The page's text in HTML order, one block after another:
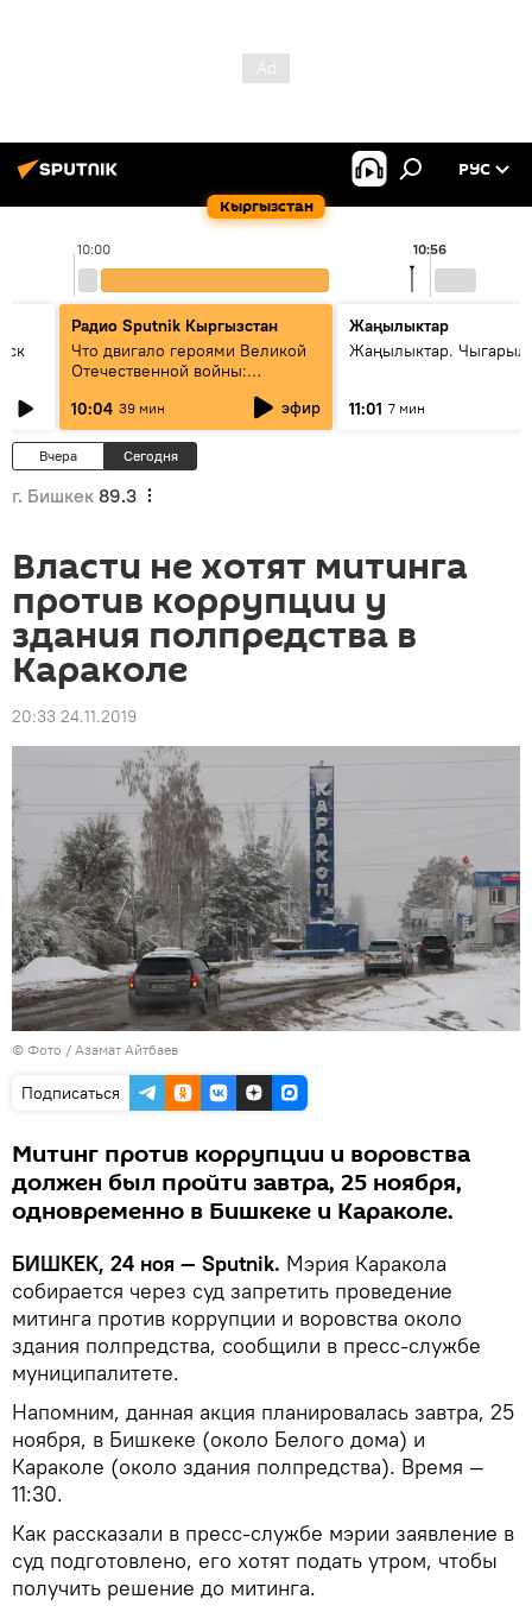
Кыргызстан
РУС
10:00 10:56
Радио Sputnik Кыргызстан
Что двигало героями Великой
Отечественной войны:
Тулебердиева
10:04 39 мин эфир
Жаңылыктар
Жаңылыктар.
11:01 7 мин
Вчера Сегодня
г. Бишкек 89.3
Власти не хотят митинга
против коррупции у
здания полпредства в
Караколе
20:33 24.11.2019
© Фото / Азамат Айтбаев
Подписаться
Митинг против коррупции и воровства
должен был пройти завтра, 25 ноября,
одновременно в Бишкеке и Караколе.
БИШКЕК, 24 ноя — Sputnik. Мэрия Каракола
собирается через суд запретить проведение
митинга против коррупции и воровства около
здания полпредства, сообщили в пресс-службе
муниципалитете.
Напомним, данная акция планировалась завтра, 25
ноября, в Бишкеке (около Белого дома) и
Караколе (около здания полпредства). Время —
11:30.
Как рассказали в пресс-службе мэрии заявление в
суд подготовлено, его хотят подать утром, чтобы
получить решение до митинга.